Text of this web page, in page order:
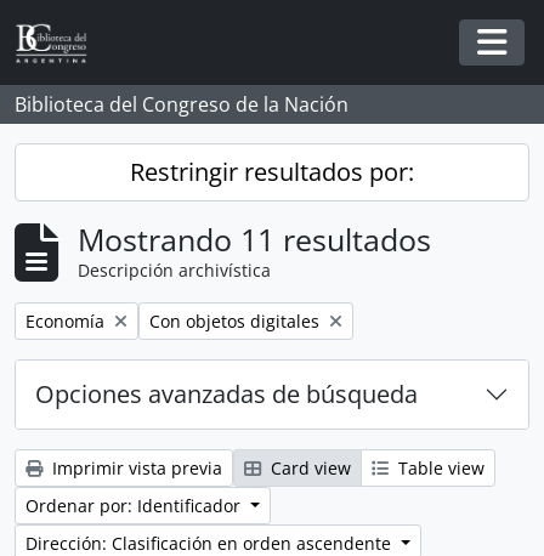
Skip to main content
Biblioteca del Congreso de la Nación
Restringir resultados por:
Mostrando 11 resultados
Descripción archivística
Remove filter:
Economía Remove filter:
Con objetos digitales
Opciones avanzadas de búsqueda
Imprimir vista previa Card view
Table view
Ordenar por: Identificador
Dirección: Clasificación en orden ascendente